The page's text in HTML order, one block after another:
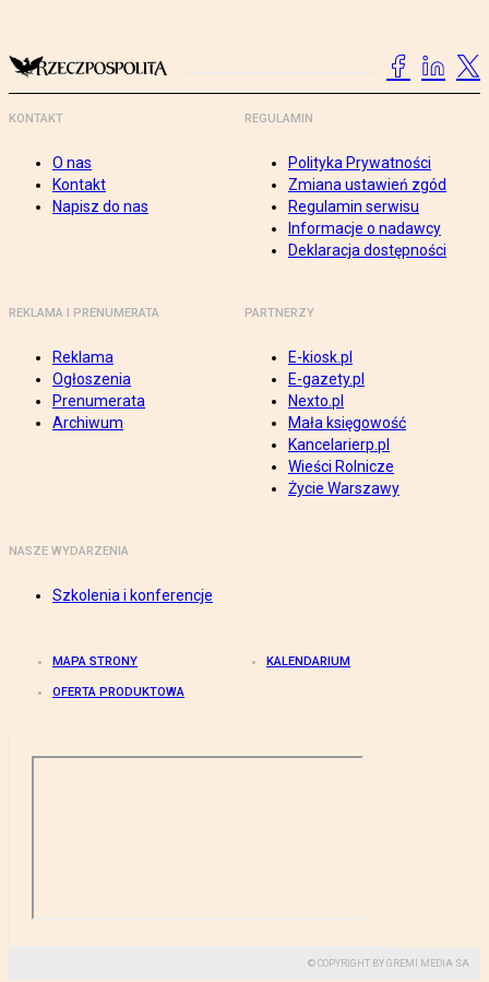
KONTAKT
O nas
Kontakt
Napisz do nas
REGULAMIN
Polityka Prywatności
Zmiana ustawień zgód
Regulamin serwisu
Informacje o nadawcy
Deklaracja dostępności
REKLAMA I PRENUMERATA
Reklama
Ogłoszenia
Prenumerata
Archiwum
PARTNERZY
E-kiosk.pl
E-gazety.pl
Nexto.pl
Mała księgowość
Kancelarierp.pl
Wieści Rolnicze
Życie Warszawy
NASZE WYDARZENIA
Szkolenia i konferencje
MAPA STRONY KALENDARIUM
OFERTA PRODUKTOWA
© COPYRIGHT BY GREMI MEDIA SA